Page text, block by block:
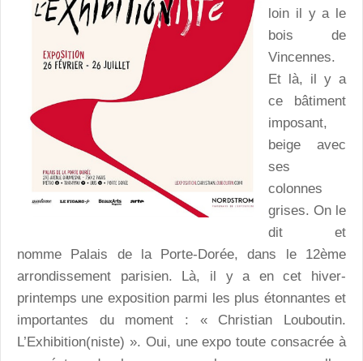
loin il y a le
bois de
Vincennes.
Et là, il y a
ce bâtiment
imposant,
beige avec
ses
colonnes
grises. On le
dit et
nomme Palais de la Porte-Dorée, dans le 12ème
arrondissement parisien. Là, il y a en cet hiver-
printemps une exposition parmi les plus étonnantes et
importantes du moment : « Christian Louboutin.
L’Exhibition(niste) ». Oui, une expo toute consacrée à